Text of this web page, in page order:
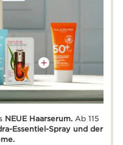
NEUE Haarserum.Ab 115
Essentiel-Spray und der